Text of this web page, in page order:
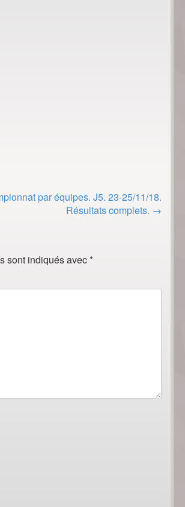
par équipes. J5. 23-25/11/18.
Résultats complets. →
sont indiqués avec*